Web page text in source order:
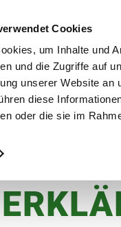
Cookies
um Inhalte und
und die Zugriffe auf
unserer Website an
diese
oder die sie im
Pflanzen Garten